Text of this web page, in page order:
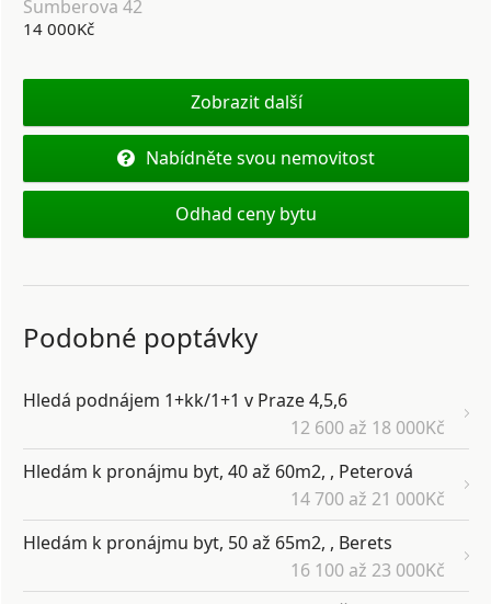
Šumberova 42
14 000Kč
Zobrazit další
Nabídněte svou nemovitost
Odhad ceny bytu
Podobné poptávky
Hledá podnájem 1+kk/1+1 v Praze 4,5,6
12 600 až 18 000Kč
Hledám k pronájmu byt, 40 až 60m2, , Peterová
14 700 až 21 000Kč
Hledám k pronájmu byt, 50 až 65m2, , Berets
16 100 až 23 000Kč